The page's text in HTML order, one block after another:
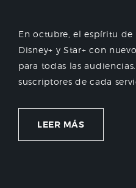
En octubre, el espíritu
Disney+ y Star+ con
para todas las
suscriptores de cada
LEER MÁS